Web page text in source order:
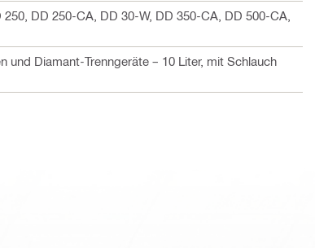
DD 250-CA, DD 30-W, DD 350-CA, DD 500-CA,
und Diamant-Trenngeräte – 10 Liter, mit Schlauch